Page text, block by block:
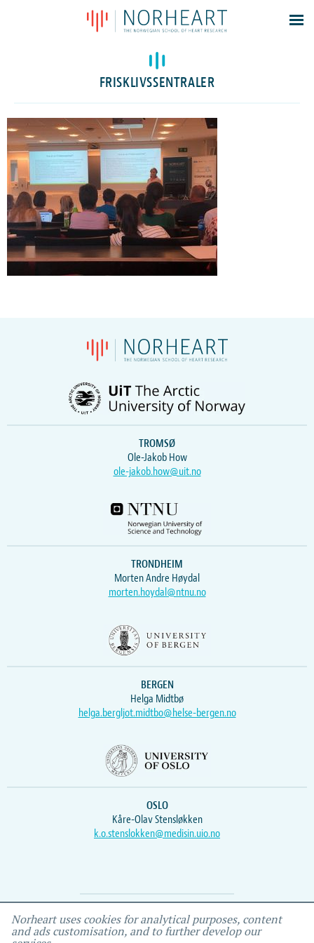
Latest news
Events
Members
Contacts
About
Log In
FRISKLIVSSENTRALER
TROMSØ
Ole-Jakob How
ole-jakob.how@uit.no
TRONDHEIM
Morten Andre Høydal
morten.hoydal@ntnu.no
BERGEN
Helga Midtbø
helga.bergljot.midtbo@helse-bergen.no
OSLO
Kåre-Olav Stensløkken
k.o.stenslokken@medisin.uio.no
Webmaster Vidar , IEMF
Norheart uses cookies for analytical purposes, content
and ads customisation, and to further develop our